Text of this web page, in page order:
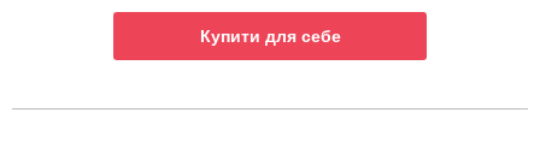
Купити для себе